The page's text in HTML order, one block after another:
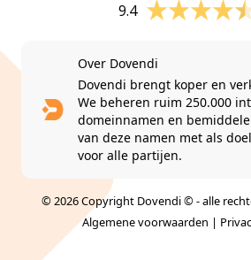
9.4
Over Dovendi
Dovendi brengt koper en
We beheren ruim 250.000
domeinnamen en
van deze namen met als
voor alle partijen.
© 2026 Copyright Dovendi © - alle
Algemene voorwaarden |